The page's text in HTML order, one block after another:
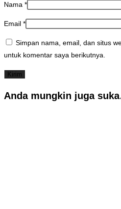
Nama *
Email *
Simpan nama, email, dan situs
untuk komentar saya berikutnya.
Anda mungkin juga